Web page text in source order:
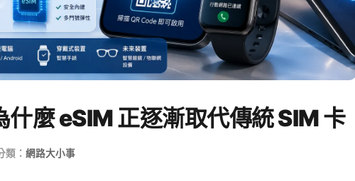
什麼 eSIM 正逐漸取代傳統 SIM 卡
類： 網路大小事